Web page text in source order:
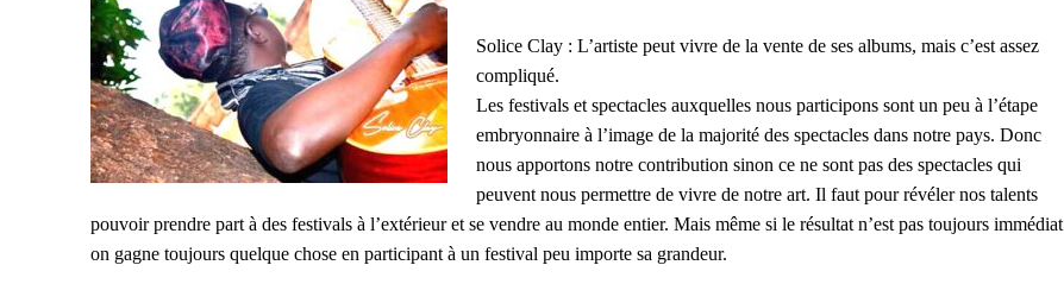
Solice Clay : L’artiste peut vivre de la vente de ses albums, mais c’est assez
compliqué.
Les festivals et spectacles auxquelles nous participons sont un peu à l’étape
embryonnaire à l’image de la majorité des spectacles dans notre pays. Donc
nous apportons notre contribution sinon ce ne sont pas des spectacles qui
peuvent nous permettre de vivre de notre art. Il faut pour révéler nos talents
pouvoir prendre part à des festivals à l’extérieur et se vendre au monde entier. Mais même si le résultat n’est pas toujours immédiat
on gagne toujours quelque chose en participant à un festival peu importe sa grandeur.